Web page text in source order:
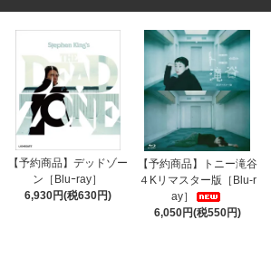
【予約商品】デッドゾー
ン［Bluｰray］
6,930円(税630円)
【予約商品】トニー滝谷
４Kリマスター版［Blu-r
ay］
6,050円(税550円)